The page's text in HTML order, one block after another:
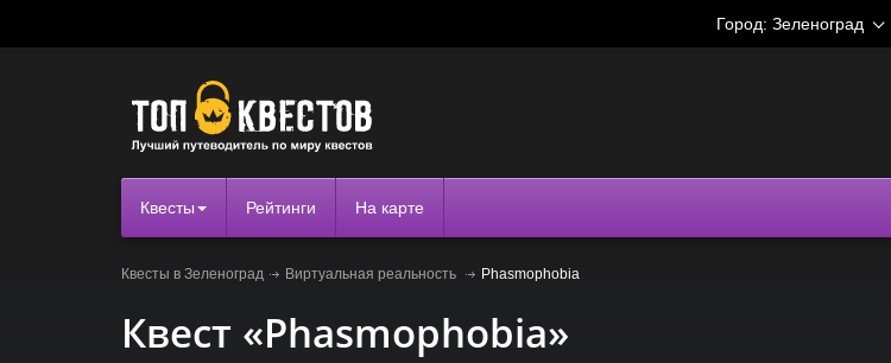
Город: Зеленоград
Квесты Рейтинги На карте
Квесты в Зеленоград Виртуальная реальность Phasmophobia
Квест «Phasmophobia»